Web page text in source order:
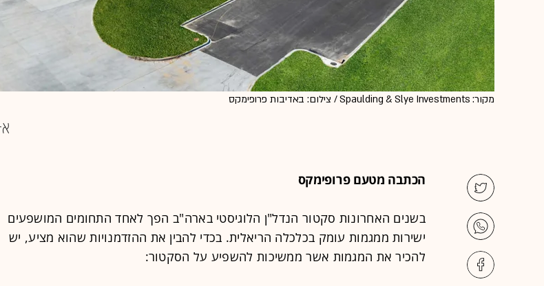
מקור: Spaulding & Slye Investments / צילום: באדיבות פרופימקס
הכתבה מטעם פרופימקס
בשנים האחרונות סקטור הנדל"ן הלוגיסטי בארה"ב הפך לאחד התחומים המושפעים
ישירות ממגמות עומק בכלכלה הריאלית. בכדי להבין את ההזדמנויות שהוא מציע, יש
להכיר את המגמות אשר ממשיכות להשפיע על הסקטור: